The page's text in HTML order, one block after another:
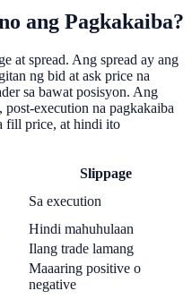
ang Pagkakaiba?
at spread. Ang spread ay ang
ng bid at ask price na
sa bawat posisyon. Ang
execution na pagkakaiba
fill price, at hindi ito
Slippage
Sa execution
Hindi mahuhulaan
Ilang trade lamang
Maaaring positive o
negative